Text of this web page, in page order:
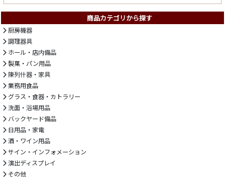
商品カテゴリから探す
厨房機器
調理器具
ホール・店内備品
製菓・パン用品
陳列什器・家具
業務用食品
グラス・食器・カトラリー
洗面・浴場用品
バックヤード備品
日用品・家電
酒・ワイン用品
サイン・インフォメーション
演出ディスプレイ
その他